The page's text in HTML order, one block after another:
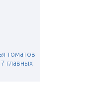
томатов
главных